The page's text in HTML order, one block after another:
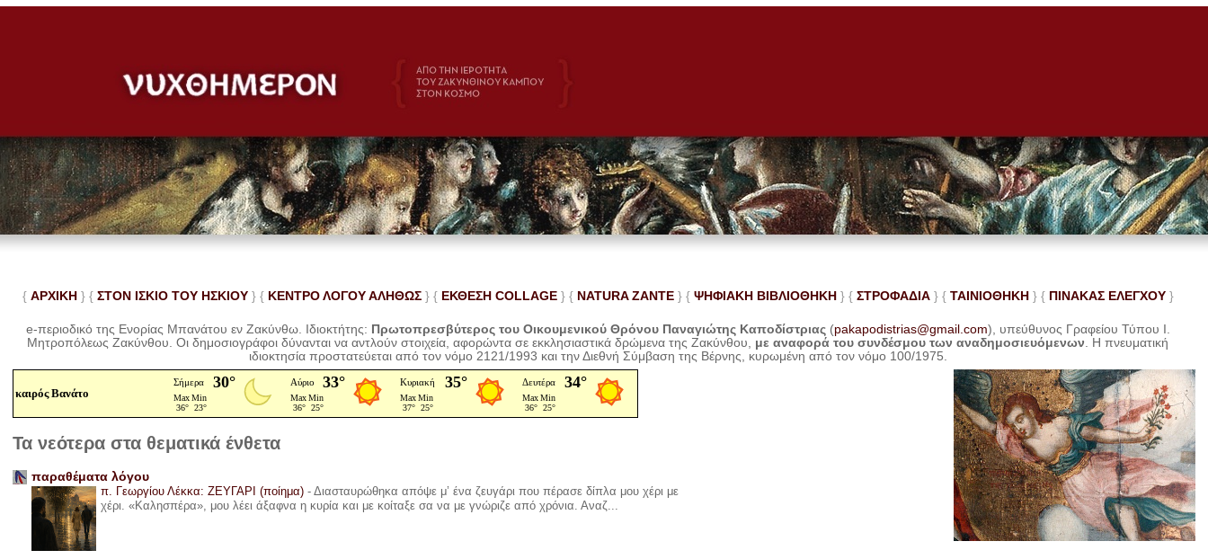
{ ΑΡΧΙΚΗ } { ΣΤΟΝ ΙΣΚΙΟ ΤΟΥ ΗΣΚΙΟΥ } { ΚΕΝΤΡΟ ΛΟΓΟΥ ΑΛΗΘΩΣ } { ΕΚΘΕΣΗ COLLAGE }{ NATURA ZANTE} { ΨΗΦΙΑΚΗ ΒΙΒΛΙΟΘΗΚΗ } { ΣΤΡΟΦΑΔΙΑ } { ΤΑΙΝΙΟΘΗΚΗ } { ΠΙΝΑΚΑΣ ΕΛΕΓΧΟΥ}
e-περιοδικό της Ενορίας Μπανάτου εν Ζακύνθω. Ιδιοκτήτης: Πρωτοπρεσβύτερος του Οικουμενικού Θρόνου Παναγιώτης Καποδίστριας (pakapodistrias@gmail.com), υπεύθυνος Γραφείου Τύπου Ι.
Μητροπόλεως Ζακύνθου.Οι δημοσιογράφοι δύνανται να αντλούν στοιχεία, αφορώντα σε εκκλησιαστικά δρώμενα της Ζακύνθου, με αναφορά του συνδέσμου των αναδημοσιευόμενων . Ηπνευματική
ιδιοκτησία προστατεύεται από τον νόμο 2121/1993 και την Διεθνή Σύμβαση της Βέρνης, κυρωμένη από τον νόμο 100/1975.
καιρός Βανάτο
Τα νεότερα στα θεματικά ένθετα
παραθέματα λόγου
π. Γεωργίου Λέκκα: ΖΕΥΓΑΡΙ (ποίημα) - Διασταυρώθηκα απόψε μ’ ένα ζευγάρι που πέρασε δίπλα μου χέρι με
χέρι. «Καλησπέρα», μου λέει άξαφνα η κυρία και με κοίταξε σα να με γνώριζε από χρόνια. Αναζ...